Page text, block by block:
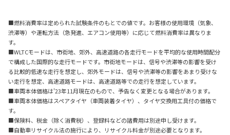
■燃料消費率は定められた試験条件のもとでの値です。お客様の使用環境（気象、
渋滞等）や運転方法（急発進、エアコン使用等）に応じて燃料消費率は異なりま
す。
■WLTCモードは、市街地、郊外、高速道路の各走行モードを平均的な使用時間配分
で構成した国際的な走行モードです。市街地モードは、信号や渋滞等の影響を受け
る比較的低速な走行を想定し、郊外モードは、信号や渋滞等の影響をあまり受けな
い走行を想定、高速道路モードは、高速道路等での走行を想定しています。
■車両本体価格は'23年11月現在のもので、予告なく変更となる場合があります。
■車両本体価格はスペアタイヤ（車両装着タイヤ）、タイヤ交換用工具付の価格で
す。
■保険料、税金（除く消費税）、登録料などの諸費用は別途申し受けます。
■自動車リサイクル法の施行により、リサイクル料金が別途必要となります。